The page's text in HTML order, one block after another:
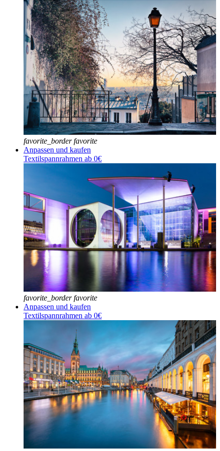
favorite_border favorite
Anpassen und kaufen
Textilspannrahmen ab 0€
favorite_border favorite
Anpassen und kaufen
Textilspannrahmen ab 0€